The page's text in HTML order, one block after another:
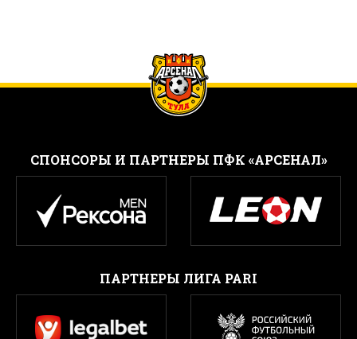
CПОНСОРЫ И ПАРТНЕРЫ ПФК «АРСЕНАЛ»
ПАРТНЕРЫ ЛИГА PARI